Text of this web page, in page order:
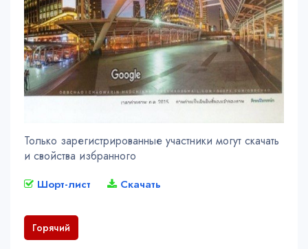
Только зарегистрированные участники могут скачать
и свойства избранного
Шорт-лист Скачать
Горячий